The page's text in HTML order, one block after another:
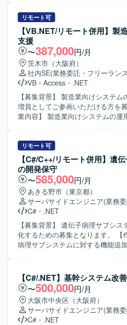
物像】 顧客との折衝を円滑に進め
す。 【ポジションの魅力】 AI駆動開発を活用し、レガシー
システムの近代化に一貫して携わる
発環境】 COBOL、.NET（VB.NET
ツールを使用します。
リモート可
【VB.NET/リモート併用】製
支援
〜387,000円/月
茨木市（大阪府）
社内SE(業務委託・フリーラン
VB ・ Access ・ .NET
【募集背景】 製造業向けシステム
増員としてご参画いただける方を募集
業内容】 製造業向けシステムの運
実装、関連ドキュメントの作成・
きます。 【求める人物像】 自身のタスクを適切に管理し、
関係者とのコミュニケーションを
を進めていただける方を求めてお
仕様をキャッチアップし、運用や
でいただける方ですと望ましいです。 【ポジション
力】 長期的に製造業向けシステム
で、業務ドメイン知識や既存シス
ができます。運用から改善・開発
ことで、保守運用スキルと開発ス
だけます。 【開発環境】 VB.NETおよびAccessを用いたオ
リモート可
【C#/C++/リモート併用】遺
の開発保守
〜585,000円/月
あきる野市（東京都）
サーバサイドエンジニア(業務
C# ・ .NET
【募集背景】 遺伝子病理サブシ
化するための募集となります。 【作業内容】 既存の遺伝子
病理サブシステムに対する機能追
識しながら設計からテストまで主
を求めております。 【ポジションの魅力】 医療系システム
の開発保守に携わることで、専門
知見を深めていただけます。 【開発環境】 C#およびC++を
用いた開発環境となります。
【C#/.NET】基幹システム改
〜500,000円/月
大阪市中央区（大阪府）
サーバサイドエンジニア(業務
C# ・ .NET